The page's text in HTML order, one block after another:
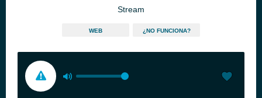
Stream
WEB ¿NO FUNCIONA?